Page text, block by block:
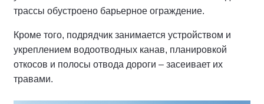
трассы обустроено барьерное ограждение.
Кроме того, подрядчик занимается устройством и
укреплением водоотводных канав, планировкой
откосов и полосы отвода дороги – засеивает их
травами.